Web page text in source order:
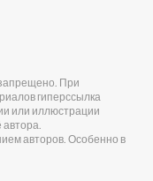
При
гиперссылка
или иллюстрации
авторов. Особенно в